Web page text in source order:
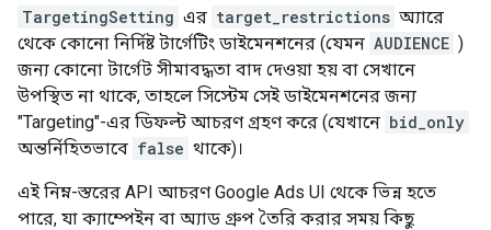
TargetingSetting এর target_restrictions অ্যারে
থেকে কোনো নির্দিষ্ট টার্গেটিং ডাইমেনশনের (যেমন AUDIENCE )
জন্য কোনো টার্গেট সীমাবদ্ধতা বাদ দেওয়া হয় বা সেখানে
উপস্থিত না থাকে, তাহলে সিস্টেম সেই ডাইমেনশনের জন্য
"Targeting"-এর ডিফল্ট আচরণ গ্রহণ করে (যেখানে bid_only
অন্তর্নিহিতভাবে false থাকে)।
এই নিম্ন-স্তরের API আচরণ Google Ads UI থেকে ভিন্ন হতে
পারে, যা ক্যাম্পেইন বা অ্যাড গ্রুপ তৈরি করার সময় কিছু